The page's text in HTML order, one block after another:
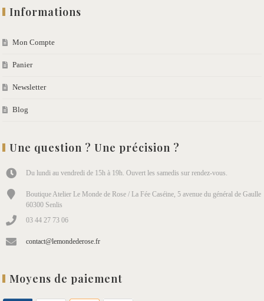
Informations
Mon Compte
Panier
Newsletter
Blog
Une question ? Une précision ?
Du lundi au vendredi de 15h à 19h. Ouvert les samedis sur rendez-vous.
Boutique Atelier Le Monde de Rose / La Fée Caséine, 5 avenue du général de Gaulle
60300 Senlis
03 44 27 73 06
contact@lemondederose.fr
Moyens de paiement